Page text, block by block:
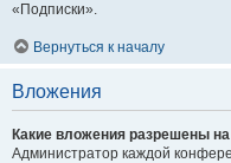
«Подписки».
Вернуться к началу
Вложения
Какие вложения разрешены
Администратор каждой